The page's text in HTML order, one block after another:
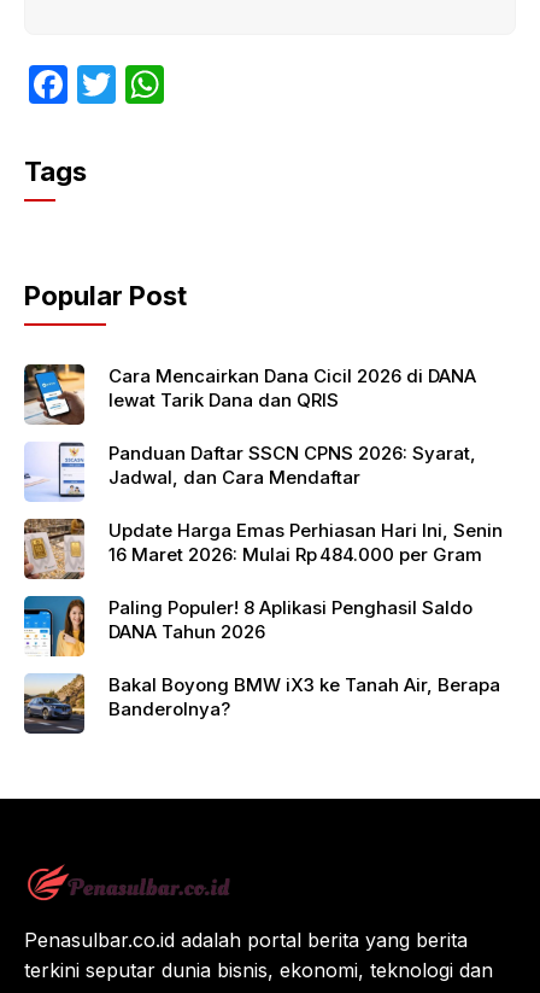
F
c
e
o
o
k
T
p
p
Tags
Popular Post
Cara Mencairkan Dana Cicil 2026 di DANA
lewat Tarik Dana dan QRIS
Panduan Daftar SSCN CPNS 2026: Syarat,
Jadwal, dan Cara Mendaftar
Update Harga Emas Perhiasan Hari Ini, Senin
16 Maret 2026: Mulai Rp 484.000 per Gram
Paling Populer! 8 Aplikasi Penghasil Saldo
DANA Tahun 2026
Bakal Boyong BMW iX3 ke Tanah Air, Berapa
Banderolnya?
Penasulbar.co.id adalah portal berita yang berita
terkini seputar dunia bisnis, ekonomi, teknologi dan